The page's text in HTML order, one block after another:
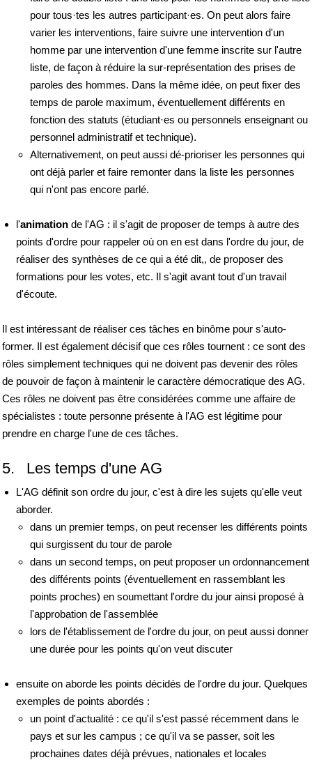
pour tous·tes les autres participant·es. On peut alors faire
varier les interventions, faire suivre une intervention d'un
homme par une intervention d'une femme inscrite sur l'autre
liste, de façon à réduire la sur-représentation des prises de
paroles des hommes. Dans la même idée, on peut fixer des
temps de parole maximum, éventuellement différents en
fonction des statuts (étudiant·es ou personnels enseignant ou
personnel administratif et technique).
Alternativement, on peut aussi dé-prioriser les personnes qui
ont déjà parler et faire remonter dans la liste les personnes
qui n'ont pas encore parlé.
l'animation de l'AG : il s'agit de proposer de temps à autre des
points d'ordre pour rappeler où on en est dans l'ordre du jour, de
réaliser des synthèses de ce qui a été dit,, de proposer des
formations pour les votes, etc. Il s'agit avant tout d'un travail
d'écoute.
Il est intéressant de réaliser ces tâches en binôme pour s'auto-
former. Il est également décisif que ces rôles tournent : ce sont des
rôles simplement techniques qui ne doivent pas devenir des rôles
de pouvoir de façon à maintenir le caractère démocratique des AG.
Ces rôles ne doivent pas être considérées comme une affaire de
spécialistes : toute personne présente à l'AG est légitime pour
prendre en charge l'une de ces tâches.
5. Les temps d'une AG
L'AG définit son ordre du jour, c'est à dire les sujets qu'elle veut
aborder.
dans un premier temps, on peut recenser les différents points
qui surgissent du tour de parole
dans un second temps, on peut proposer un ordonnancement
des différents points (éventuellement en rassemblant les
points proches) en soumettant l'ordre du jour ainsi proposé à
l'approbation de l'assemblée
lors de l'établissement de l'ordre du jour, on peut aussi donner
une durée pour les points qu'on veut discuter
ensuite on aborde les points décidés de l'ordre du jour. Quelques
exemples de points abordés :
un point d'actualité : ce qu'il s'est passé récemment dans le
pays et sur les campus ; ce qu'il va se passer, soit les
prochaines dates déjà prévues, nationales et locales